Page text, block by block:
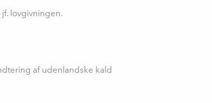
lovgivningen.
af udenlandske kald